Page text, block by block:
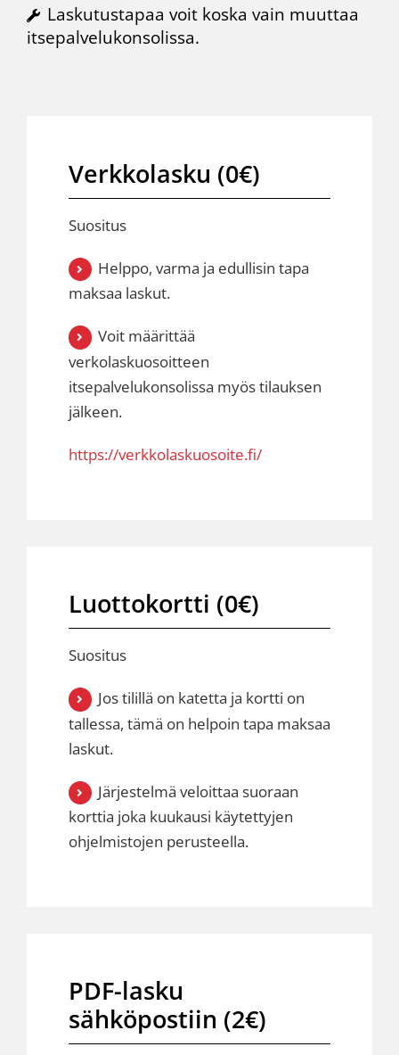
Laskutustapaa voit koska vain muuttaa
itsepalvelukonsolissa.
Verkkolasku (0€)
Suositus
Helppo, varma ja edullisin tapa
maksaa laskut.
Voit määrittää
verkolaskuosoitteen
itsepalvelukonsolissa myös tilauksen
jälkeen.
https://verkkolaskuosoite.fi/
Luottokortti (0€)
Suositus
Jos tilillä on katetta ja kortti on
tallessa, tämä on helpoin tapa maksaa
laskut.
Järjestelmä veloittaa suoraan
korttia joka kuukausi käytettyjen
ohjelmistojen perusteella.
PDF-lasku
sähköpostiin (2€)